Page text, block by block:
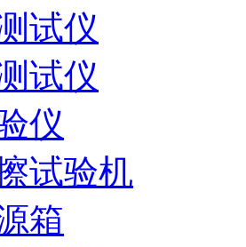
试仪
试仪
仪
试验机
箱